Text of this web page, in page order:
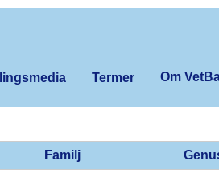
Termer Om
Familj